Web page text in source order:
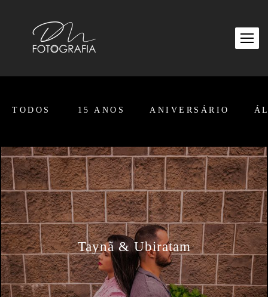
TODOS 15 ANOS ANIVERSÁRIO
Taynã & Ubiratam